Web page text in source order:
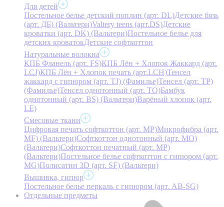
Для детей
Постельное белье детский поплин (арт. DL)Детские бязь
(арт. ДБ) (Вальтери)Valtery teens (арт.DS)Детские
кроватки (арт. DK) (Вальтери)Постельное белье для
детских кроватокДетские софткоттон
Натуральные волокна
КПБ Фланель (арт. FS)КПБ Лён + Хлопок Жаккард (арт.
LCJ)КПБ Лён + Хлопок печать (арт.LCH)Тенсел
жаккард с гипюром (арт. TJ) (Фамилье)Тенсел (арт. ТР)
(Фамилье)Тенсел однотонный (арт. TO)Бамбук
однотонный (арт. BS) (Вальтери)Варёный хлопок (арт.
LE)
Смесовые ткани
Цифровая печать софткоттон (арт. MP)Микрофибра (арт.
MF) (Вальтери)Софткоттон однотонный (арт. MO)
(Вальтери)Софткоттон печатный (арт. MР)
(Вальтери)Постельное белье софткоттон с гипюром (арт.
MG)Полисатин 3D (арт. SF) (Вальтери)
Вышивка, гипюр
Постельное белье перкаль с гипюром (арт. AB-SG)
Отдельные предметы